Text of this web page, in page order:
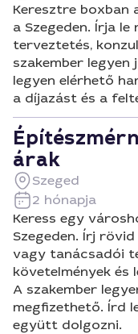
Keresztre boxban
a Szegeden. Írja
terveztetés,
szakember legyen
legyen elérhető
a díjazást és a
árak
Szeged
2 hónapja
Keress egy
Szegeden. Írj
vagy tanácsadói
követelmények
A szakember
megfizethető. Írd
együtt dolgozni.